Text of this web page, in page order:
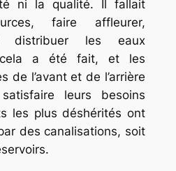
ni la qualité. Il fallait
faire affleurer,
distribuer les eaux
cela a été fait, et les
de l’avant et de l’arrière
leurs besoins
les plus déshérités ont
des canalisations, soit